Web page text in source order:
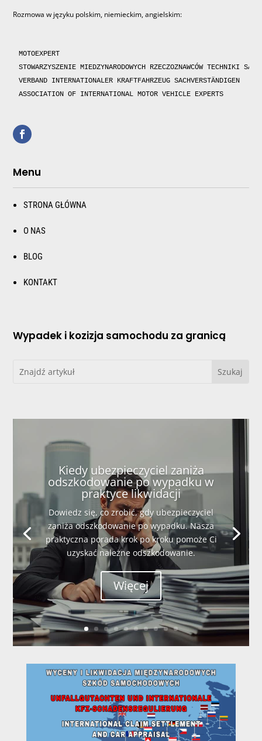
Rozmowa w języku polskim, niemieckim, angielskim:
MOTOEXPERT
STOWARZYSZENIE MIEDZYNARODOWYCH RZECZOZNAWCÓW TECHNIKI
VERBAND INTERNATIONALER KRAFTFAHRZEUG SACHVERSTÄNDIGEN
ASSOCIATION OF INTERNATIONAL MOTOR VEHICLE EXPERTS
Menu
STRONA GŁÓWNA
O NAS
BLOG
KONTAKT
Wypadek i kozizja samochodu za granicą
Kiedy ubezpieczyciel zaniża
odszkodowanie po wypadku w
praktyce likwidacji
Dowiedz się, co zrobić, gdy ubezpieczyciel
zaniża odszkodowanie po wypadku. Nasza
praktyczna porada krok po kroku pomoże Ci
uzyskać należne odszkodowanie.
Więcej